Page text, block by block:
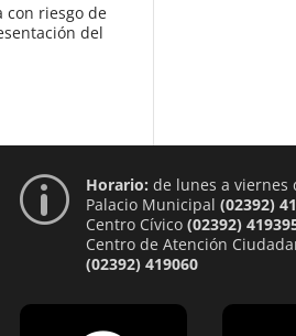
con riesgo de
del
p Horario: de lunes a viernes
Palacio Municipal (02392)
Centro Cívico (02392)
Centro de Atención
(02392) 419060